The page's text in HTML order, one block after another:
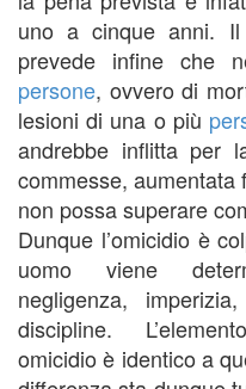
uno a cinque anni. Il
prevede infine che
persone, ovvero di
lesioni di una o più
andrebbe inflitta per
commesse, aumentata
non possa superare
Dunque l’omicidio è
uomo viene
negligenza,
discipline.
omicidio è identico a